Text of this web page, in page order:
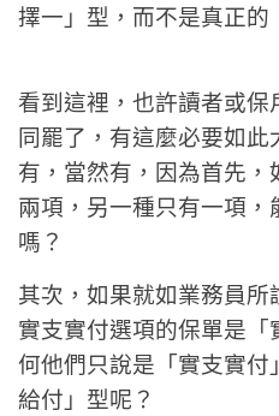
擇一」型，而不是真正的
看到這裡，也許讀者或
同罷了，有這麼必要如此
有，當然有，因為首先，
兩項，另一種只有一項
嗎？
其次，如果就如業務員
實支實付選項的保單是
何他們只說是「實支實付
給付」型呢？